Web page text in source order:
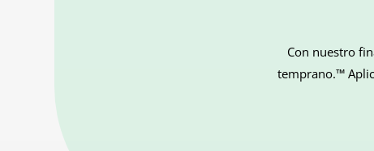
Con nuestro
temprano.™